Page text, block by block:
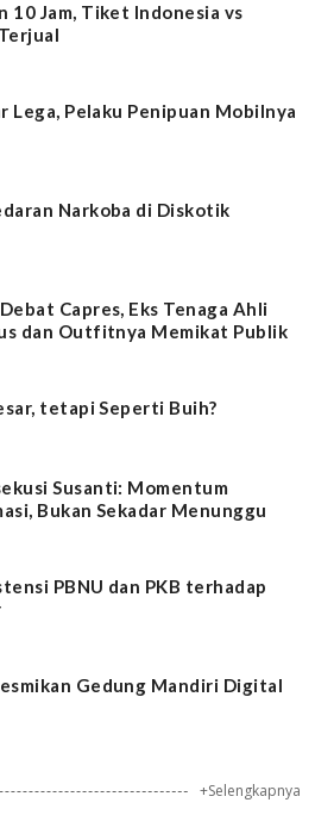
10 Jam, Tiket Indonesia vs
Lega, Pelaku Penipuan Mobilnya
Narkoba di Diskotik
Capres, Eks Tenaga Ahli
dan Outfitnya Memikat Publik
tetapi Seperti Buih?
Susanti: Momentum
Bukan Sekadar Menunggu
PBNU dan PKB terhadap
Gedung Mandiri Digital
+Selengkapnya